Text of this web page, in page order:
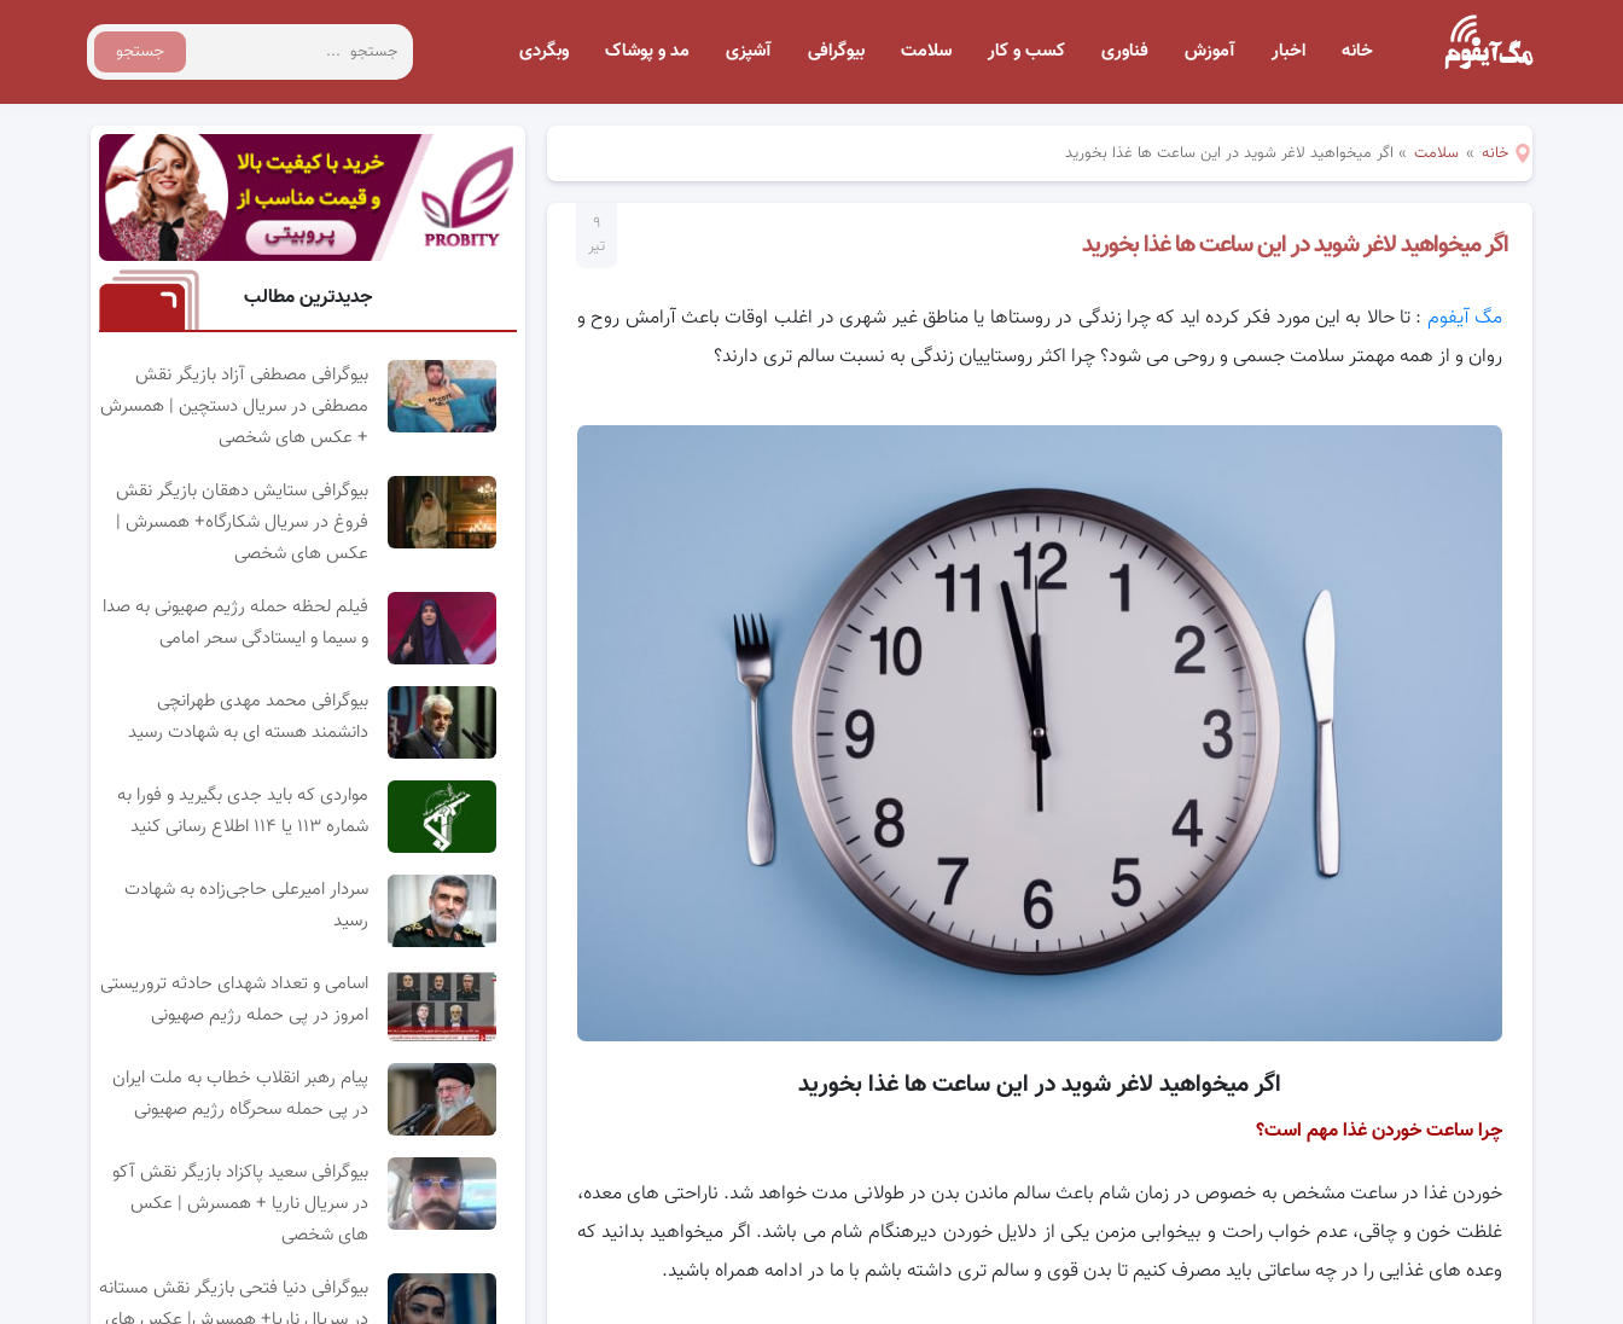
جستجو خانه اخبار آموزش فناوری کسب و کار سلامت بیوگرافی آشپزی مد و پوشاک وبگردی
خانه » سلامت » اگر میخواهید لاغر شوید در این ساعت ها غذا بخورید
۹
تیر
اگر میخواهید لاغر شوید در این ساعت ها غذا بخورید
مگ آیفوم : تا حالا به این مورد فکر کرده اید که چرا زندگی در روستاها یا مناطق غیر شهری در اغلب اوقات باعث آرامش روح و
روان و از همه مهمترسلامت جسمی و روحی می شود؟ چرا اکثر روستاییان زندگی به نسبت سالم تری دارند؟
اگر میخواهید لاغر شوید در این ساعت ها غذا بخورید
چرا ساعت خوردن غذا مهم است؟
خوردن غذا در ساعت مشخص به خصوص در زمان شام باعث سالم ماندن بدن در طولانی مدت خواهد شد. ناراحتی های معده،
غلظت خون و چاقی، عدم خواب راحت و بیخوابی مزمن یکی از دلایل خوردن دیرهنگام شام می باشد. اگر میخواهید بدانید که
وعده های غذایی را در چه ساعاتی باید مصرف کنیم تا بدن قوی و سالم تری داشته باشم با ما در ادامه همراه باشید.
جدیدترین مطالب
بیوگرافی مصطفی آزاد بازیگر نقش
مصطفی در سریال دستچین | همسرش
+ عکس های شخصی
بیوگرافی ستایش دهقان بازیگر نقش
فروغ در سریال شکارگاه+ همسرش |
عکس های شخصی
فیلم لحظه حمله رژیم صهیونی به صدا
و سیما و ایستادگی سحر امامی
بیوگرافی محمد مهدی طهرانچی
دانشمند هسته ای به شهادت رسید
مواردی که باید جدی بگیرید و فورا به
شماره ۱۱۳ یا ۱۱۴ اطلاع رسانی کنید
سردار امیرعلی حاجی‌زاده به شهادت
رسید
اسامی و تعداد شهدای حادثه تروریستی
امروز در پی حمله رژیم صهیونی
پیام رهبر انقلاب خطاب به ملت ایران
در پی حمله سحرگاه رژیم صهیونی
بیوگرافی سعید پاکزاد بازیگر نقش آکو
در سریال ناریا + همسرش | عکس
های شخصی
بیوگرافی دنیا فتحی بازیگر نقش مستانه